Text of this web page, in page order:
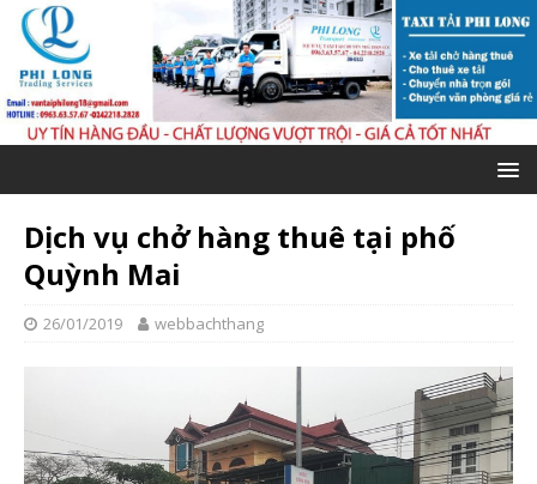
Dịch vụ chở hàng thuê tại phố
Quỳnh Mai
26/01/2019 webbachthang